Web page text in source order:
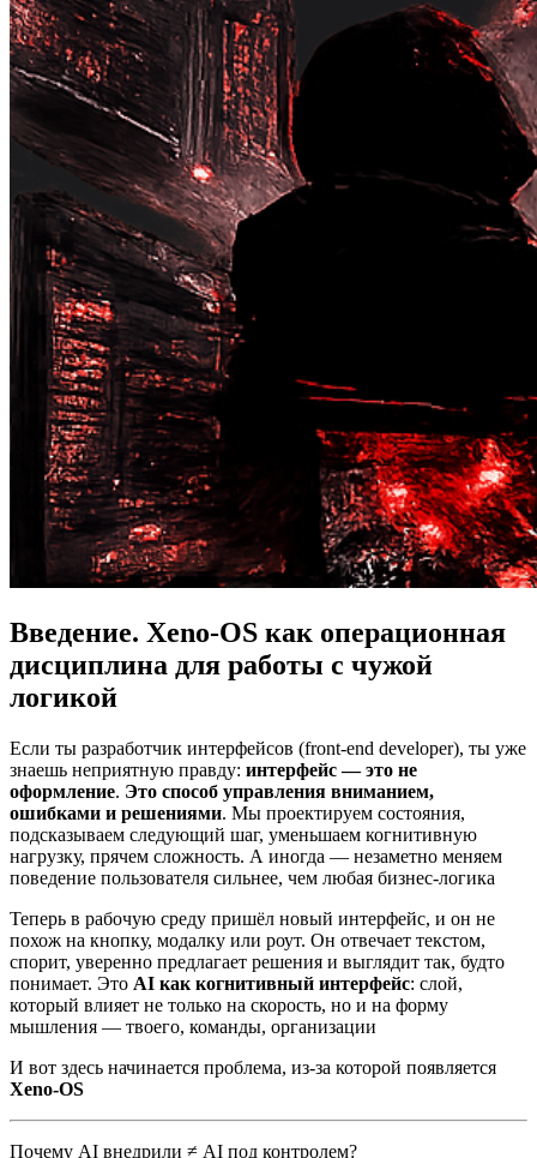
Введение. Xeno-OS как операционная
дисциплина для работы с чужой
логикой
Если ты разработчик интерфейсов (front-end developer), ты уже
знаешь неприятную правду: интерфейс — это не
оформление. Это способ управления вниманием,
ошибками и решениями. Мы проектируем состояния,
подсказываем следующий шаг, уменьшаем когнитивную
нагрузку, прячем сложность. А иногда — незаметно меняем
поведение пользователя сильнее, чем любая бизнес-логика
Теперь в рабочую среду пришёл новый интерфейс, и он не
похож на кнопку, модалку или роут. Он отвечает текстом,
спорит, уверенно предлагает решения и выглядит так, будто
понимает. Это AI как когнитивный интерфейс: слой,
который влияет не только на скорость, но и на форму
мышления — твоего, команды, организации
И вот здесь начинается проблема, из-за которой появляется
Xeno-OS
Почему AI внедрили ≠ AI под контролем?